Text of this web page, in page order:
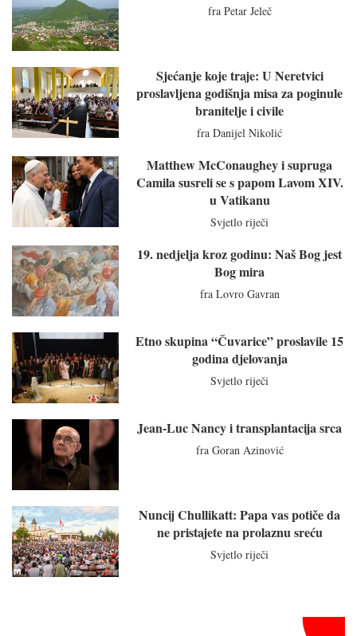
fra Petar Jeleč
Sjećanje koje traje: U Neretvici
proslavljena godišnja misa za poginule
branitelje i civile
fra Danijel Nikolić
Matthew McConaughey i supruga
Camila susreli se s papom Lavom XIV.
u Vatikanu
Svjetlo riječi
19. nedjelja kroz godinu: Naš Bog jest
Bog mira
fra Lovro Gavran
Etno skupina “Čuvarice” proslavile 15
godina djelovanja
Svjetlo riječi
Jean-Luc Nancy i transplantacija srca
fra Goran Azinović
Nuncij Chullikatt: Papa vas potiče da
ne pristajete na prolaznu sreću
Svjetlo riječi